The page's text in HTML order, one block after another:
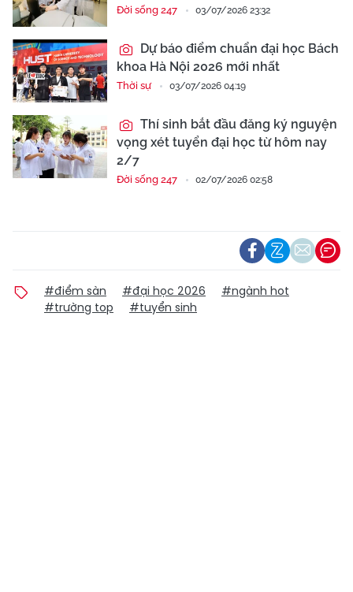
Đời sống 247 03/07/2026 23:32
Dự báo điểm chuẩn đại học Bách
khoa Hà Nội 2026 mới nhất
Thời sự 03/07/2026 04:19
Thí sinh bắt đầu đăng ký nguyện
vọng xét tuyển đại học từ hôm nay
2/7
Đời sống 247 02/07/2026 02:58
#điểm sàn #đại học 2026
#ngành hot
#trường top
#tuyển sinh